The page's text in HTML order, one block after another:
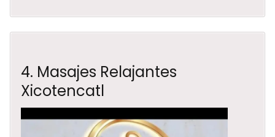
4. Masajes Relajantes
Xicotencatl